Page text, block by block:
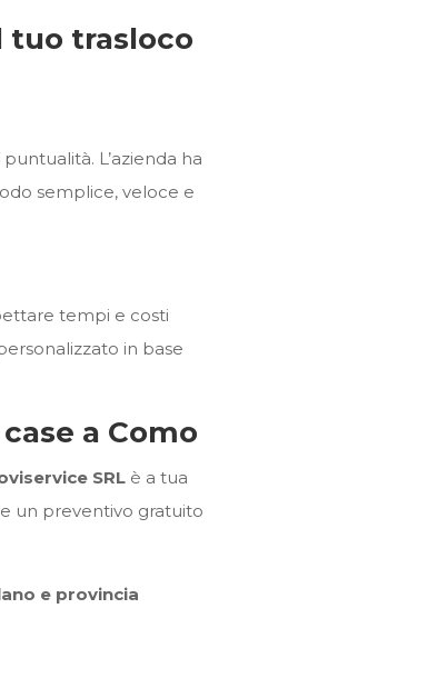
tuo trasloco
L’azienda ha
semplice, veloce e
tempi e costi
in base
a Como
SRL è a tua
un preventivo gratuito
e provincia